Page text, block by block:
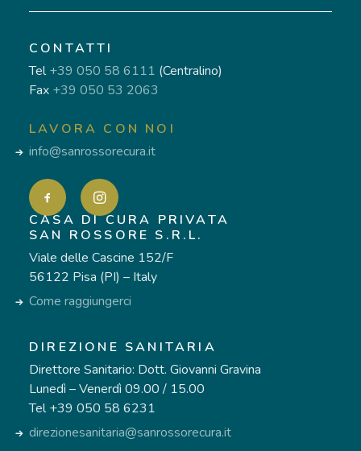
CONTATTI
Tel+39 050 58 6111 (Centralino)
Fax +39 050 53 2063
LAVORA CON NOI
info@sanrossorecura.it
CASA DI CURA PRIVATA
SAN ROSSORE S.R.L.
Viale delle Cascine 152/F
56122 Pisa (PI) – Italy
Come raggiungerci
DIREZIONE SANITARIA
Direttore Sanitario: Dott. Giovanni Gravina
Lunedì – Venerdì 09.00 / 15.00
Tel +39 050 58 6231
direzionesanitaria@sanrossorecura.it